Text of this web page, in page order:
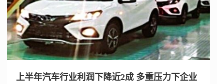
上半年汽车行业利润下降近2成 多重压力下企业